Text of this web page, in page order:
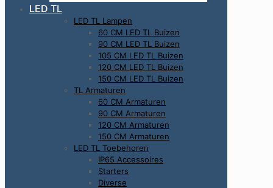
LED TL
LED TL Lampen
60 CM LED TL Buizen
90 CM LED TL Buizen
105 CM LED TL Buizen
120 CM LED TL Buizen
150 CM LED TL Buizen
TL Armaturen
60 CM Armaturen
90 CM Armaturen
120 CM Armaturen
150 CM Armaturen
LED TL Toebehoren
IP65 Accessoires
Starters
Diverse